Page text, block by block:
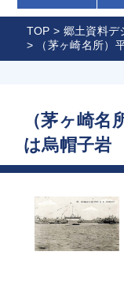
TOP > 郷土資料デ
> （茅ヶ崎名所）
（茅ヶ崎
は烏帽子岩